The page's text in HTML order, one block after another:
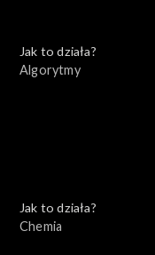
Jak to działa?
Algorytmy
Jak to działa?
Chemia